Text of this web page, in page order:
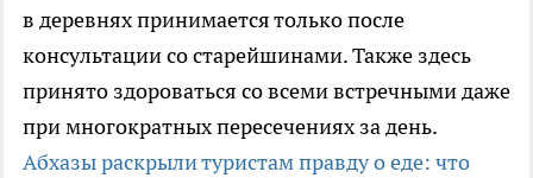
в деревнях принимается только после
консультации со старейшинами. Также здесь
принято здороваться со всеми встречными даже
при многократных пересечениях за день.
Абхазы раскрыли туристам правду о еде: что